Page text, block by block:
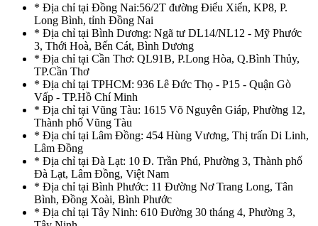
* Địa chỉ tại Đồng Nai:56/2T đường Điểu Xiển, KP8, P.
Long Bình, tỉnh Đồng Nai
* Địa chỉ tại Bình Dương: Ngã tư DL14/NL12 - Mỹ Phước
3, Thới Hoà, Bến Cát, Bình Dương
* Địa chỉ tại Cần Thơ: QL91B, P.Long Hòa, Q.Bình Thủy,
TP.Cần Thơ
* Địa chỉ tại TPHCM: 936 Lê Đức Thọ - P15 - Quận Gò
Vấp - TP.Hồ Chí Minh
* Địa chỉ tại Vũng Tàu: 1615 Võ Nguyên Giáp, Phường 12,
Thành phố Vũng Tàu
* Địa chỉ tại Lâm Đồng: 454 Hùng Vương, Thị trấn Di Linh,
Lâm Đồng
* Địa chỉ tại Đà Lạt: 10 Đ. Trần Phú, Phường 3, Thành phố
Đà Lạt, Lâm Đồng, Việt Nam
* Địa chỉ tại Bình Phước: 11 Đường Nơ Trang Long, Tân
Bình, Đồng Xoài, Bình Phước
* Địa chỉ tại Tây Ninh: 610 Đường 30 tháng 4, Phường 3,